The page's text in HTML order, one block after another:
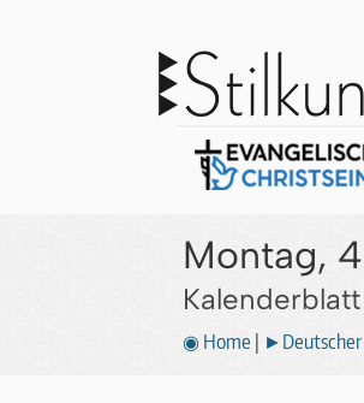
Montag,
◉ Home ►Deutscher